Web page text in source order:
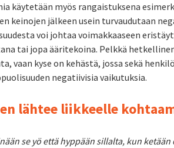
käytetään myös rangaistuksena
keinojen jälkeen usein turvaudutaan
voi johtaa voimakkaaseen
tai jopa ääritekoina. Pelkkä
vaan kyse on kehästä, jossa sekä
negatiivisia vaikutuksia.
lähtee liikkeelle
se yö että hyppään sillalta, kun ketään